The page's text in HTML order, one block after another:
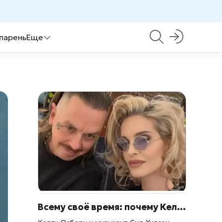
Еще
Всему своё время: почему Келли Осборн «недовольна» бывшим женихом Сидом Уилсоном